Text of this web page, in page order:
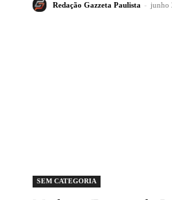
Redação Gazzeta Paulista - junho
SEM CATEGORIA